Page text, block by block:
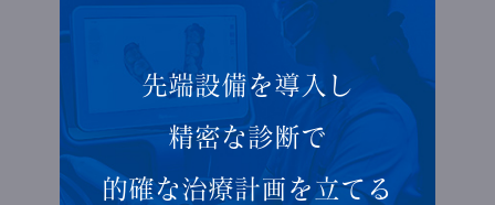
先端設備を導入し
精密な診断で
的確な治療計画を立てる